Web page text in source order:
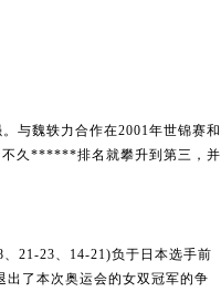
与魏轶力合作在2001年世锦赛和
不久******排名就攀升到第三，并
21-23、14-21)负于日本选手前
了本次奥运会的女双冠军的争